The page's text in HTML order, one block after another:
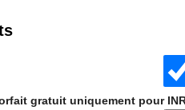
gratuit uniquement pour